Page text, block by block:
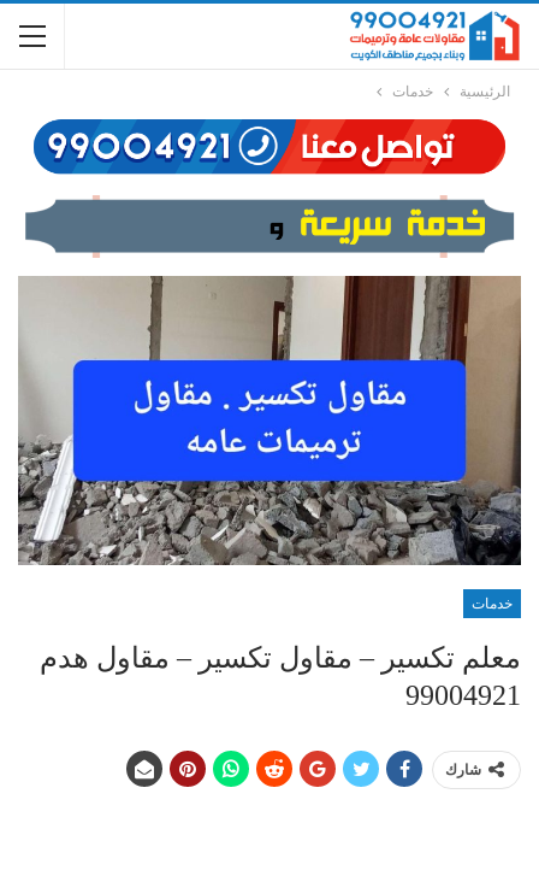
الرئيسية خدمات
خدمات
معلم تكسير – مقاول تكسير – مقاول هدم
99004921
شارك